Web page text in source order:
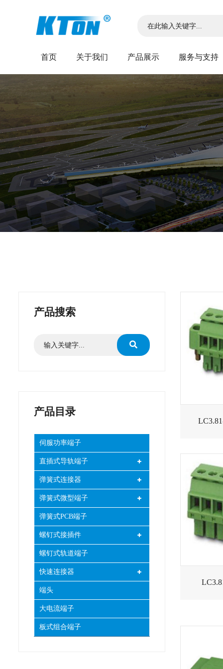
首页 关于我们 产品展示 服务与支持
产品搜索
产品目录
伺服功率端子
直插式导轨端子
弹簧式连接器
弹簧式微型端子
弹簧式PCB端子
螺钉式接插件
螺钉式轨道端子
快速连接器
端头
大电流端子
板式组合端子